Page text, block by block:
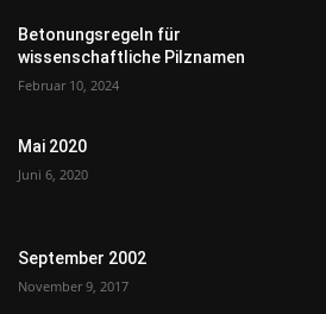
Betonungsregeln für
wissenschaftliche Pilznamen
Februar 10, 2024
Mai 2020
Juni 6, 2020
September 2002
November 9, 2017